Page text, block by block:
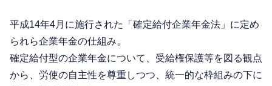
平成14年4月に施行された「確定給付企業年金法」に定め
られら企業年金の仕組み。
確定給付型の企業年金について、受給権保護等を図る観点
から、労使の自主性を尊重しつつ、統一的な枠組みの下に